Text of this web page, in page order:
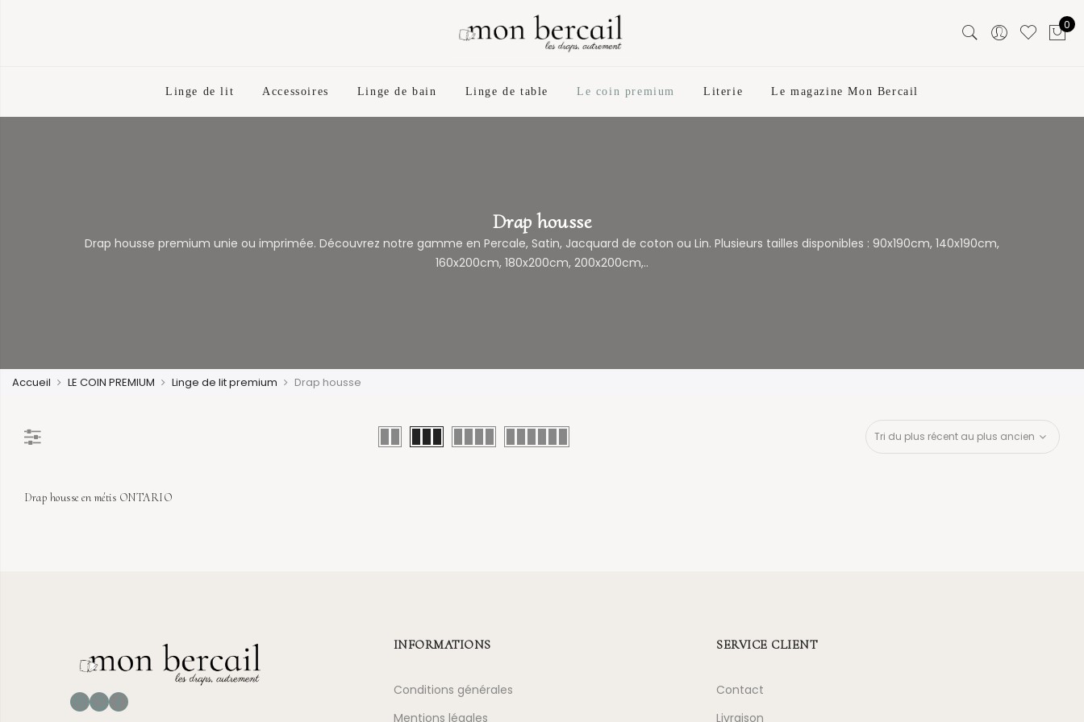
0
Linge de lit Accessoires Linge de bain Linge de table Le coin premium Literie Le magazine Mon Bercail
Drap housse
Drap housse premium unie ou imprimée. Découvrez notre gamme en Percale, Satin, Jacquard de coton ou Lin. Plusieurs tailles disponibles : 90x190cm, 140x190cm,
160x200cm, 180x200cm, 200x200cm,..
Accueil LE COIN PREMIUM Linge de lit premium Drap housse
Drap housse en métis ONTARIO
Instagram
Pinterest
Facebook
INFORMATIONS
Conditions générales
Mentions légales
SERVICE CLIENT
Contact
Livraison